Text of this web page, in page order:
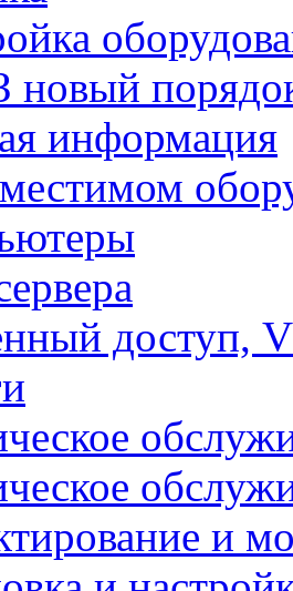
новый
информация
доступ,
и